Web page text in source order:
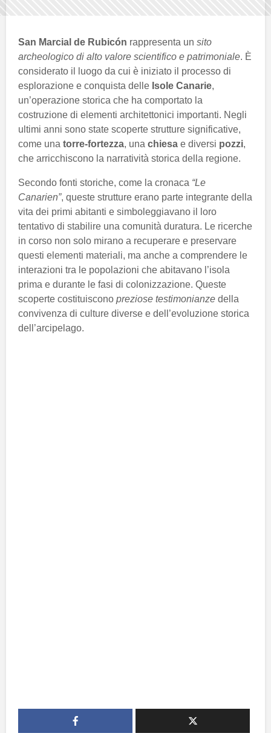
San Marcial de Rubicón rappresenta un sito
archeologico di alto valore scientifico e patrimoniale. È
considerato il luogo da cui è iniziato il processo di
esplorazione e conquista delle Isole Canarie,
un’operazione storica che ha comportato la
costruzione di elementi architettonici importanti. Negli
ultimi anni sono state scoperte strutture significative,
come una torre-fortezza, una chiesa e diversi pozzi,
che arricchiscono la narratività storica della regione.
Secondo fonti storiche, come la cronaca “Le
Canarien”, queste strutture erano parte integrante della
vita dei primi abitanti e simboleggiavano il loro
tentativo di stabilire una comunità duratura. Le ricerche
in corso non solo mirano a recuperare e preservare
questi elementi materiali, ma anche a comprendere le
interazioni tra le popolazioni che abitavano l’isola
prima e durante le fasi di colonizzazione. Queste
scoperte costituiscono preziose testimonianze della
convivenza di culture diverse e dell’evoluzione storica
dell’arcipelago.